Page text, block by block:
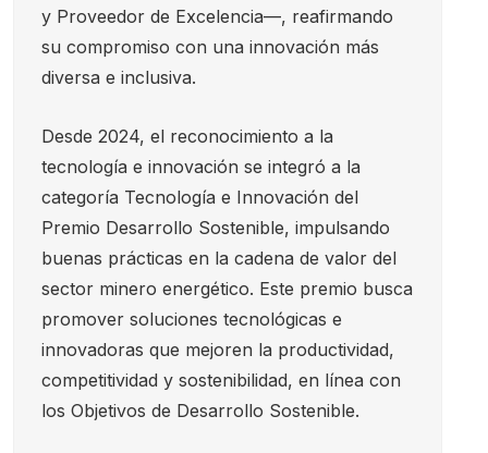
y Proveedor de Excelencia—, reafirmando
su compromiso con una innovación más
diversa e inclusiva.
Desde 2024, el reconocimiento a la
tecnología e innovación se integró a la
categoría Tecnología e Innovación del
Premio Desarrollo Sostenible, impulsando
buenas prácticas en la cadena de valor del
sector minero energético. Este premio busca
promover soluciones tecnológicas e
innovadoras que mejoren la productividad,
competitividad y sostenibilidad, en línea con
los Objetivos de Desarrollo Sostenible.